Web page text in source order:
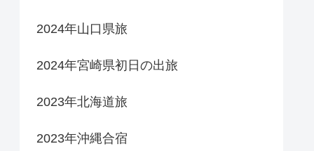
2024年山口県旅
2024年宮崎県初日の出旅
2023年北海道旅
2023年沖縄合宿